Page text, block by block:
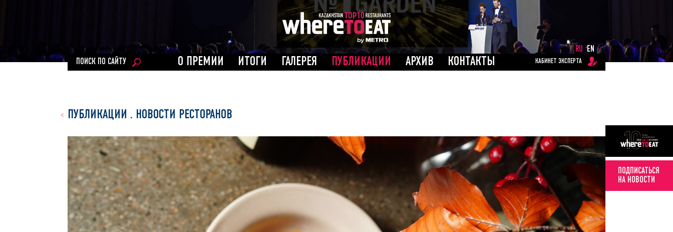
О ПРЕМИИ ИТОГИ ГАЛЕРЕЯ ПУБЛИКАЦИИ АРХИВ КОНТАКТЫ
RU EN
ПОИСК ПО САЙТУ
КАБИНЕТ ЭКСПЕРТА
ПОДПИСАТЬСЯ
НА НОВОСТИ
ПУБЛИКАЦИИ . НОВОСТИ РЕСТОРАНОВ